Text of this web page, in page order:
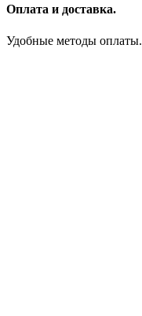
Оплата и доставка.
Удобные методы оплаты.